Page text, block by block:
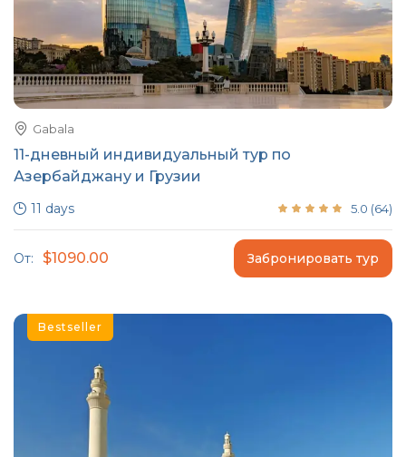
Gabala
11-дневный индивидуальный тур по
Азербайджану и Грузии
11 days 5.0 (64)
От: $1090.00 Забронировать тур
Bestseller